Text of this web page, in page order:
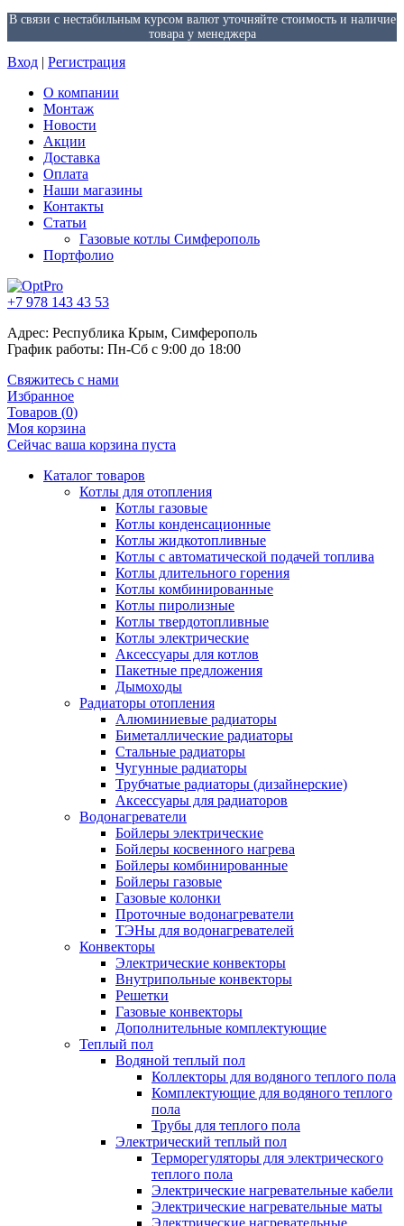
В связи с нестабильным курсом валют уточняйте стоимость и наличие
товара у менеджера
Вход | Регистрация
О компании
Монтаж
Новости
Акции
Доставка
Оплата
Наши магазины
Контакты
Статьи
Газовые котлы Симферополь
Портфолио
+7 978 143 43 53
Адрес: Республика Крым, Симферополь
График работы: Пн-Сб с 9:00 до 18:00
Свяжитесь с нами
Избранное
Товаров (0)
Моя корзина
Сейчас ваша корзина пуста
Каталог товаров
Котлы для отопления
Котлы газовые
Котлы конденсационные
Котлы жидкотопливные
Котлы с автоматической подачей топлива
Котлы длительного горения
Котлы комбинированные
Котлы пиролизные
Котлы твердотопливные
Котлы электрические
Аксессуары для котлов
Пакетные предложения
Дымоходы
Радиаторы отопления
Алюминиевые радиаторы
Биметаллические радиаторы
Стальные радиаторы
Чугунные радиаторы
Трубчатые радиаторы (дизайнерские)
Аксессуары для радиаторов
Водонагреватели
Бойлеры электрические
Бойлеры косвенного нагрева
Бойлеры комбинированные
Бойлеры газовые
Газовые колонки
Проточные водонагреватели
ТЭНы для водонагревателей
Конвекторы
Электрические конвекторы
Внутрипольные конвекторы
Решетки
Газовые конвекторы
Дополнительные комплектующие
Теплый пол
Водяной теплый пол
Коллекторы для водяного теплого пола
Комплектующие для водяного теплого
пола
Трубы для теплого пола
Электрический теплый пол
Терморегуляторы для электрического
теплого пола
Электрические нагревательные кабели
Электрические нагревательные маты
Электрические нагревательные